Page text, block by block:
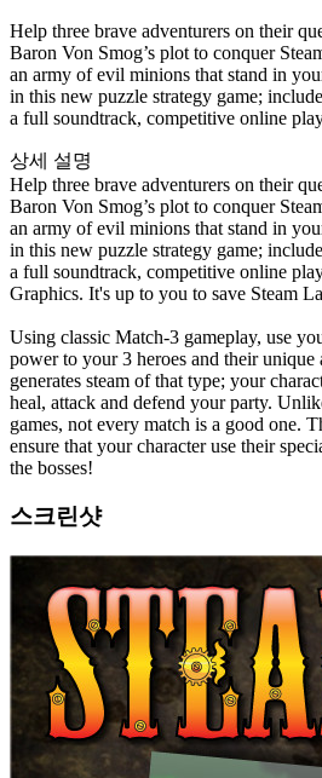
Help three brave adventurers on their
Baron Von Smog’s plot to conquer
an army of evil minions that stand in
in this new puzzle strategy game;
a full soundtrack, competitive online
상세 설명
Help three brave adventurers on their
Baron Von Smog’s plot to conquer
an army of evil minions that stand in
in this new puzzle strategy game;
a full soundtrack, competitive online
Graphics. It's up to you to save Steam
Using classic Match-3 gameplay, use
power to your 3 heroes and their
generates steam of that type; your
heal, attack and defend your party.
games, not every match is a good one.
ensure that your character use their
the bosses!
스크린샷